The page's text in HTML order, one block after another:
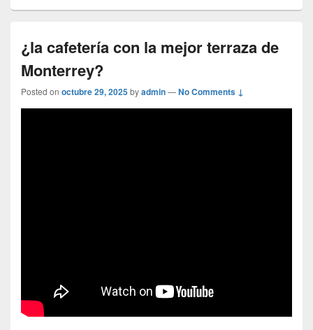
¿la cafetería con la mejor terraza de
Monterrey?
Posted on octubre 29, 2025byadmin—No Comments ↓